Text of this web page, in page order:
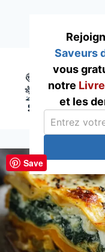
content
Saveurs
vous
notre Livre
et les
Save